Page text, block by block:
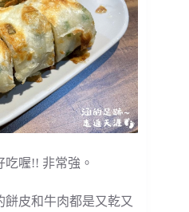
喔!! 非常強。
皮和牛肉都是又乾又